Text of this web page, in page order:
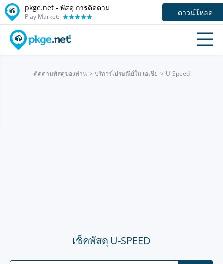
pkge.net - พัสดุ การติดตาม
Play Market: ดาวน์โหลด
ติดตามพัสดุของท่าน บริการไปรษณีย์ใน เอเชีย U-Speed
เช็คพัสดุ U-SPEED